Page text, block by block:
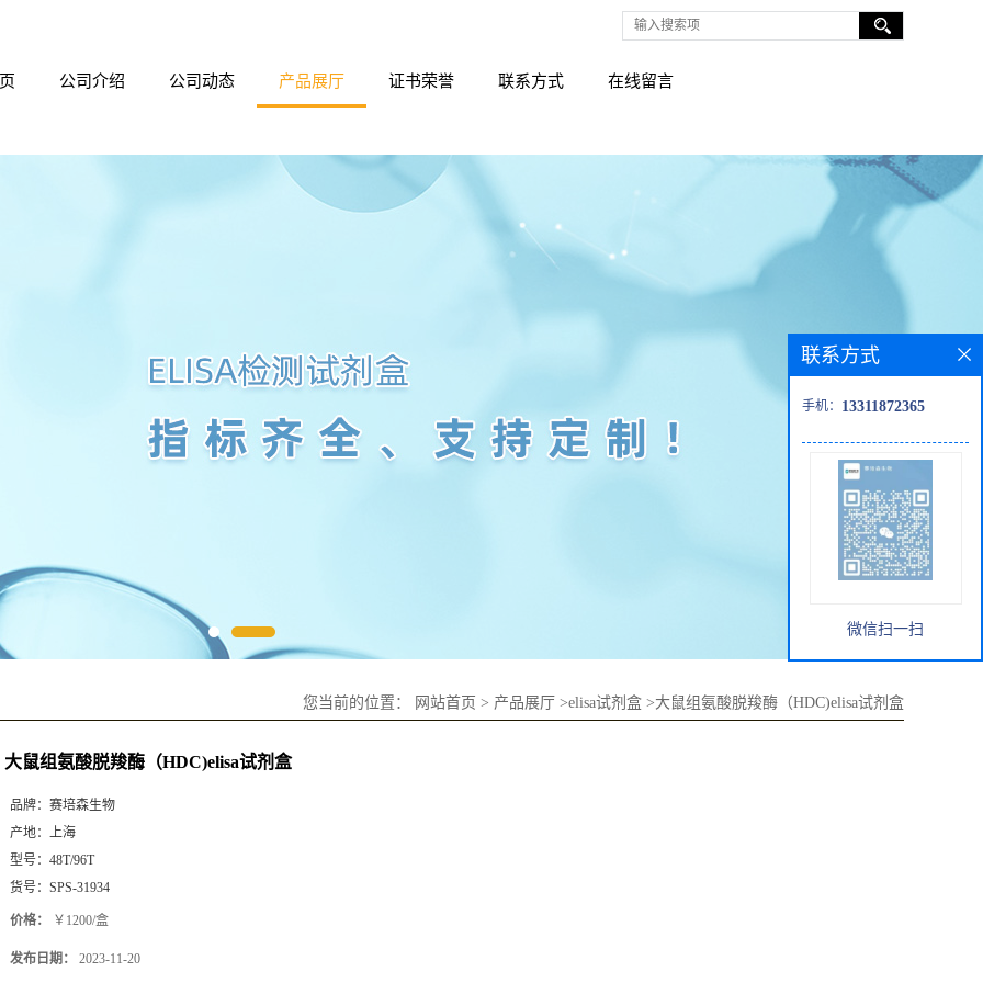
公司介绍 公司动态 产品展厅 证书荣誉 联系方式 在线留言
您当前的位置： 网站首页 > 产品展厅 >elisa试剂盒 >大鼠组氨酸脱羧酶（HDC)elisa试剂盒
大鼠组氨酸脱羧酶（HDC)elisa试剂盒
品牌： 赛培森生物
产地： 上海
型号： 48T/96T
货号： SPS-31934
价格： ￥1200/盒
发布日期： 2023-11-20
联系方式
手机： 13311872365
微信扫一扫